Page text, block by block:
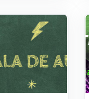
- 2025/1 - Turma 2